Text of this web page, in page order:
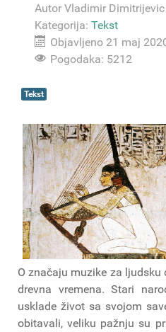
Autor Vladimir Dimitrijevic
Kategorija: Tekst
Objavljeno 21 maj
Pogodaka: 5212
Tekst
O značaju muzike za
drevna vremena. Stari
usklade život sa svojom
obitavali, veliku pažnju su